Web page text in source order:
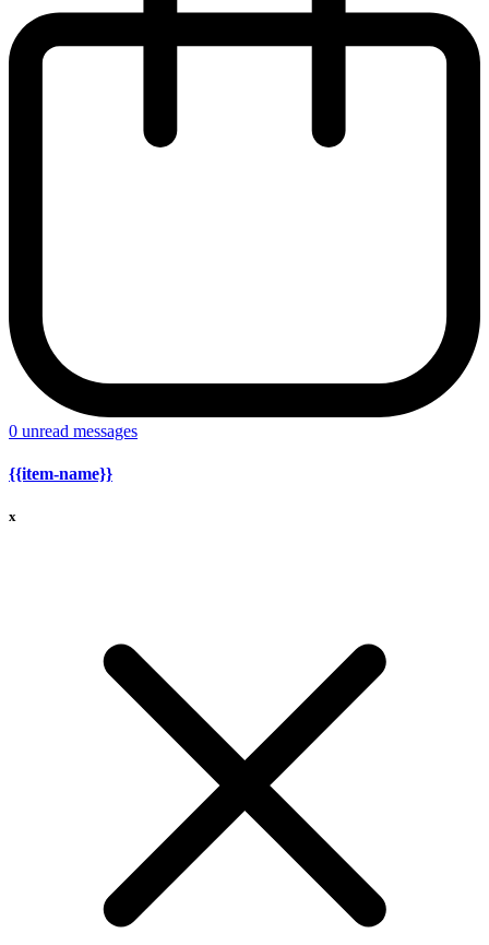
0 unread messages
{{item-name}}
x